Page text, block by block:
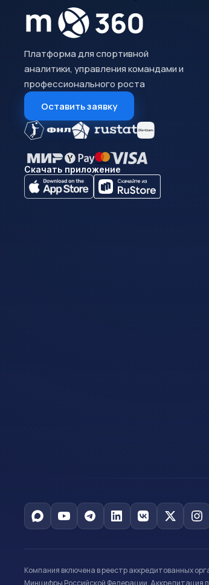
Платформа для спортивной
аналитики, управления командами и
профессионального роста
Оставить заявку
Скачать приложение
Компания включена в реестр аккредитованных
Минцифры Российской Федерации. Аккредитация